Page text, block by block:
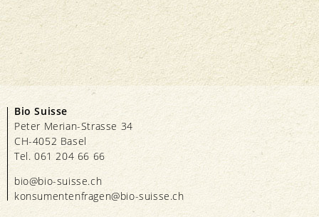
Bio Suisse
Peter Merian-Strasse 34
CH-4052 Basel
Tel. 061 204 66 66
bio@bio-suisse.ch
konsumentenfragen@bio-suisse.ch